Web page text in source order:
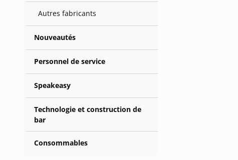
Autres fabricants
Nouveautés
Personnel de service
Speakeasy
Technologie et construction de
bar
Consommables